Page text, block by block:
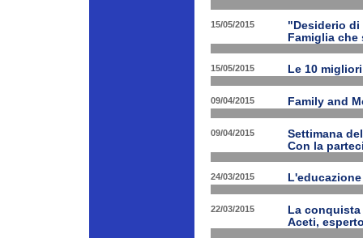
15/05/2015
"Desiderio di
Famiglia che
15/05/2015 Le 10
09/04/2015 Family and
09/04/2015
Settimana
Con la
24/03/2015
22/03/2015
La
Aceti,